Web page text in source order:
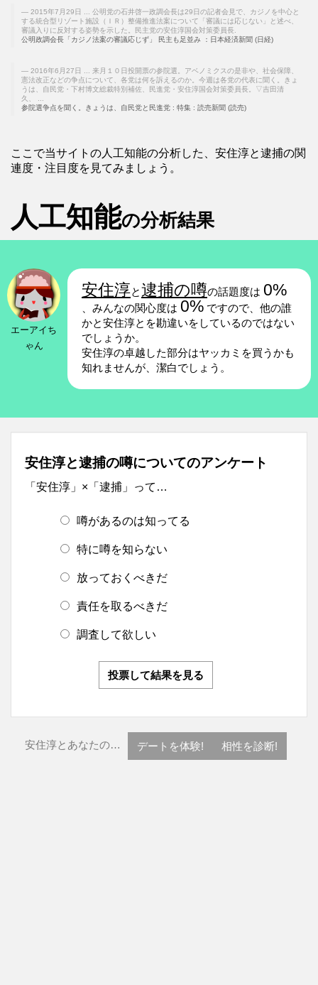
2015年7月29日 ... 公明党の石井啓一政調会長は29日の記者会見で、カジノを中心と
する統合型リゾート施設（ＩＲ）整備推進法案について「審議には応じない」と述べ、
審議入りに反対する姿勢を示した。民主党の安住淳国会対策委員長.
公明政調会長「カジノ法案の審議応じず」 民主も足並み ：日本経済新聞 (日経)
2016年6月27日 ... 来月１０日投開票の参院選。アベノミクスの是非や、社会保障、
憲法改正などの争点について、各党は何を訴えるのか。今週は各党の代表に聞く。きょ
うは、自民党・下村博文総裁特別補佐、民進党・安住淳国会対策委員長。▽吉田清
久、 ...
参院選争点を聞く。きょうは、自民党と民進党 : 特集 : 読売新聞 (読売)
ここで当サイトの人工知能の分析した、安住淳と逮捕の関
連度・注目度を見てみましょう。
人工知能の分析結果
エーアイち
ゃん
安住淳と逮捕の噂の話題度は 0%
、みんなの関心度は 0% ですので、他の誰
かと安住淳とを勘違いをしているのではない
でしょうか。
安住淳の卓越した部分はヤッカミを買うかも
知れませんが、潔白でしょう。
安住淳と逮捕の噂についてのアンケート
「安住淳」×「逮捕」って…
噂があるのは知ってる
特に噂を知らない
放っておくべきだ
責任を取るべきだ
調査して欲しい
投票して結果を見る
安住淳とあなたの… デートを体験! 相性を診断!